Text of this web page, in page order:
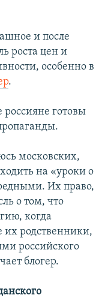
и после
роста цен и
особенно в
.
россияне готовы
московских,
ходить на «уроки о
Их право,
о том, что
когда
их родственники,
российского
блогер.